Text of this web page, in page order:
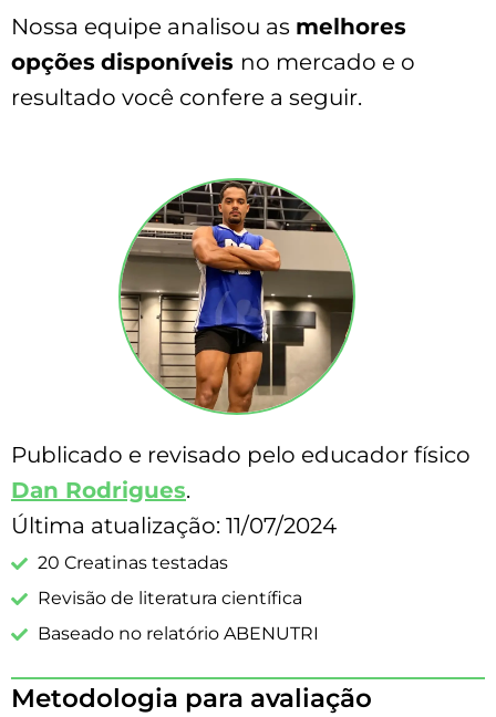
Nossa equipe analisou as melhores
opções disponíveis no mercado e o
resultado você confere a seguir.
Publicado e revisado pelo educador físico
Dan Rodrigues.
Última atualização: 11/07/2024
20 Creatinas testadas
Revisão de literatura científica
Baseado no relatório ABENUTRI
Metodologia para avaliação